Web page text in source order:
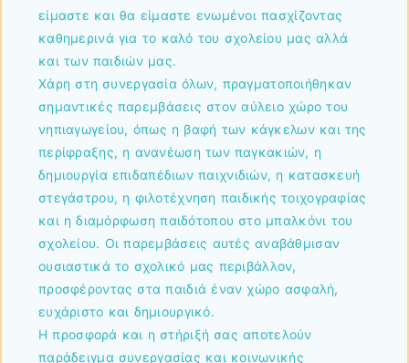
είμαστε και θα είμαστε ενωμένοι πασχίζοντας
καθημερινά για το καλό του σχολείου μας αλλά
και των παιδιών μας.
Χάρη στη συνεργασία όλων, πραγματοποιήθηκαν
σημαντικές παρεμβάσεις στον αύλειο χώρο του
νηπιαγωγείου, όπως η βαφή των κάγκελων και της
περίφραξης, η ανανέωση των παγκακιών, η
δημιουργία επιδαπέδιων παιχνιδιών, η κατασκευή
στεγάστρου, η φιλοτέχνηση παιδικής τοιχογραφίας
και η διαμόρφωση παιδότοπου στο μπαλκόνι του
σχολείου. Οι παρεμβάσεις αυτές αναβάθμισαν
ουσιαστικά το σχολικό μας περιβάλλον,
προσφέροντας στα παιδιά έναν χώρο ασφαλή,
ευχάριστο και δημιουργικό.
Η προσφορά και η στήριξή σας αποτελούν
παράδειγμα συνεργασίας και κοινωνικής